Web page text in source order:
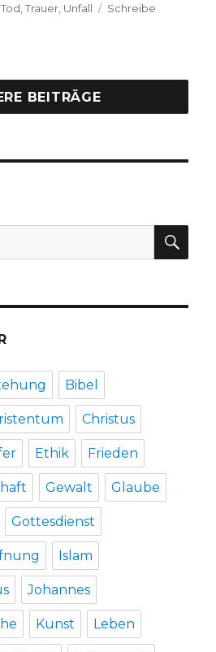
,Tod ,Trauer Unfall
Schreibe
BEITRÄGE
Bibel
Christus
Ethik Frieden
Gewalt Glaube
Gottesdienst
Islam
Johannes
Kunst Leben